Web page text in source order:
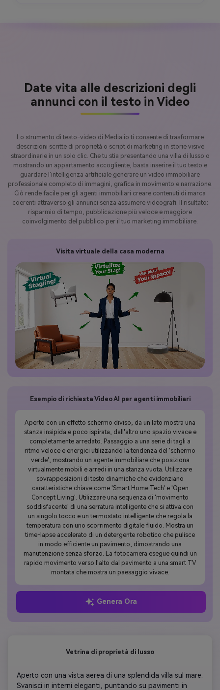
Date vita alle descrizioni degli
annunci con il testo in Video
Lo strumento di testo-video di Media.io ti consente di trasformare
descrizioni scritte di proprietà o script di marketing in storie visive
straordinarie in un solo clic. Che tu stia presentando una villa di lusso o
mostrando un appartamento accogliente, basta inserire il tuo testo e
guardare l'intelligenza artificiale generare un video immobiliare
professionale completo di immagini, grafica in movimento e narrazione.
Ciò rende facile per gli agenti immobiliari creare contenuti di marca
coerenti attraverso gli annunci senza assumere videografi. Il risultato:
risparmio di tempo, pubblicazione più veloce e maggiore
coinvolgimento del pubblico per il tuo marketing immobiliare.
Esempio di richiesta Video AI per agenti immobiliari
Aperto con un effetto schermo diviso, da un lato mostra una
stanza insipida e poco ispirata, dall'altro uno spazio vivace e
completamente arredato. Passaggio a una serie di tagli a
ritmo veloce e energici utilizzando la tendenza del 'schermo
verde', mostrando un agente immobiliare che posiziona
virtualmente mobili e arredi in una stanza vuota. Utilizzare
sovrapposizioni di testo dinamiche che evidenziano
caratteristiche chiave come 'Smart Home Tech' e 'Open
Concept Living'. Utilizzare una sequenza di 'movimento
soddisfacente' di una serratura intelligente che si attiva con
un singolo tocco e un termostato intelligente che regola la
temperatura con uno scorrimento digitale fluido. Mostra un
time-lapse accelerato di un detergente robotico che pulisce
in modo efficiente un pavimento, dimostrando una
manutenzione senza sforzo. La fotocamera esegue quindi un
rapido movimento verso l'alto dal pavimento a una smart TV
montata che mostra un paesaggio vivace.
Genera Ora
Visita virtuale della casa moderna
Vetrina di proprietà di lusso
Aperto con una vista aerea di una splendida villa sul mare.
Svanisci in interni eleganti, puntando su pavimenti in